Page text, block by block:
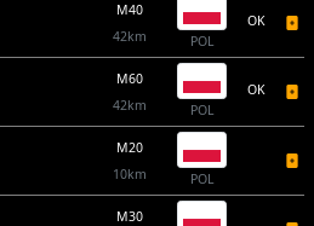
M40
42km
POL
OK
M60
42km
POL
OK
M20
10km
POL
M30